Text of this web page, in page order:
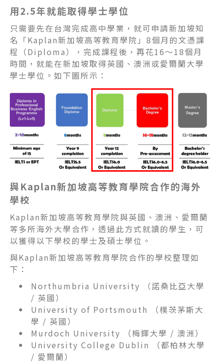
用2.5年就能取得學士學位
只需要先在台灣完成高中學業，就可申請新加坡知
名「Kaplan新加坡高等教育學院」8個月的文憑課
程（Diploma），完成課程後，再花16～18個月
時間，就能在新加坡取得英國、澳洲或愛爾蘭大學
學士學位。如下圖所示：
與Kaplan新加坡高等教育學院合作的海外
學校
Kaplan新加坡高等教育學院與英國、澳洲、愛爾蘭
等多所海外大學合作，透過此方式就讀的學生，可
以獲得以下學校的學士及碩士學位。
與Kaplan新加坡高等教育學院合作的學校整理如
下：
Northumbria University （諾桑比亞大學
/ 英國）
University of Portsmouth （樸茨茅斯大
學 / 英國）
Murdoch University （梅鐸大學 / 澳洲）
University College Dublin （都柏林大學
/ 愛爾蘭）